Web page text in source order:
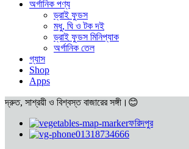
অর্গানিক পণ্য
ড্রাই ফুডস
মধু, ঘি ও টক দই
ড্রাই ফুডস মিনিপ্যাক
অর্গানিক তেল
গ্যাস
Shop
Apps
দ্রুত, সাশ্রয়ী ও বিশ্বস্ত বাজারের সঙ্গী।😊
ফরিদপুর
01318734666